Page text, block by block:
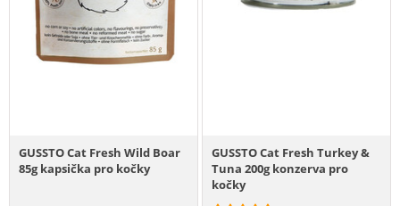
GUSSTO Cat Fresh Wild Boar
85g kapsička pro kočky
GUSSTO Cat Fresh Turkey &
Tuna 200g konzerva pro
kočky